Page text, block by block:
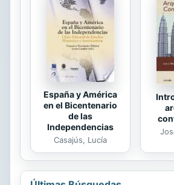
España y América
en el Bicentenario
de las
Independencias
Casajús, Lucía